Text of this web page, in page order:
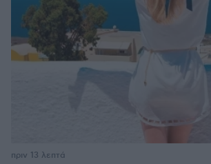
πριν 13 λεπτά